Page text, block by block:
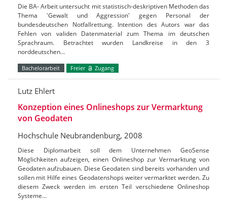
Die BA- Arbeit untersucht mit statistisch-deskriptiven Methoden das
Thema 'Gewalt und Aggression' gegen Personal der
bundesdeutschen Notfallrettung. Intention des Autors war das
Fehlen von validen Datenmaterial zum Thema im deutschen
Sprachraum. Betrachtet wurden Landkreise in den 3
norddeutschen…
Bachelorarbeit Freier Zugang
Lutz Ehlert
Konzeption eines Onlineshops zur Vermarktung
von Geodaten
Hochschule Neubrandenburg, 2008
Diese Diplomarbeit soll dem Unternehmen GeoSense
Möglichkeiten aufzeigen, einen Onlineshop zur Vermarktung von
Geodaten aufzubauen. Diese Geodaten sind bereits vorhanden und
sollen mit Hilfe eines Geodatenshops weiter vermarktet werden. Zu
diesem Zweck werden im ersten Teil verschiedene Onlineshop
Systeme…